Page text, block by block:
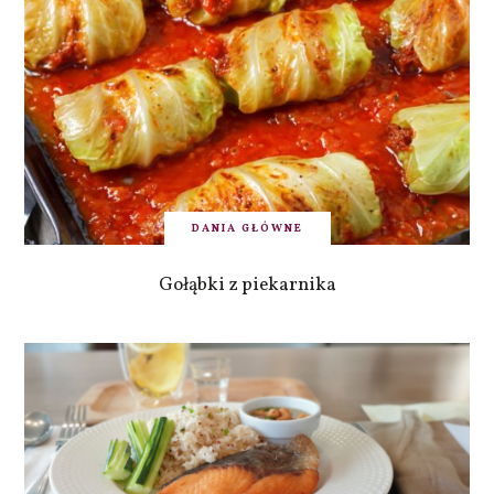
DANIA GŁÓWNE
Gołąbki z piekarnika